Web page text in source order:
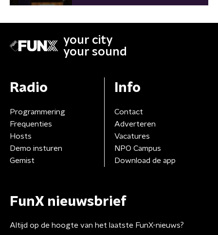
your city
your sound
Radio
Programmering
Frequenties
Hosts
Demo insturen
Gemist
Info
Contact
Adverteren
Vacatures
NPO Campus
Download de app
FunX nieuwsbrief
Altijd op de hoogte van het laatste FunX-nieuws?